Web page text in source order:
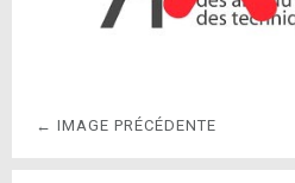
← IMAGE PRÉCÉDENTE